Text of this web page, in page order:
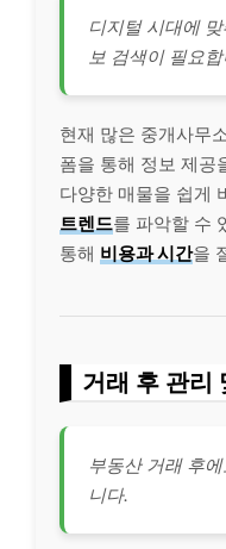
디지털 시대에
보 검색이 필요
현재 많은 중개사무
폼을 통해 정보 제공
다양한 매물을 쉽게
트렌드를 파악할 수
통해 비용과 시간을
거래 후 관리
부동산 거래 후
니다.